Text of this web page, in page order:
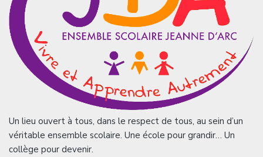
Un lieu ouvert à tous, dans le respect de tous, au sein d’un
véritable ensemble scolaire. Une école pour grandir… Un
collège pour devenir.